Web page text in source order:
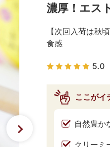
濃厚！エス
【次回入荷は秋
食感
5.0
ここがイ
自然豊か
クリーミ